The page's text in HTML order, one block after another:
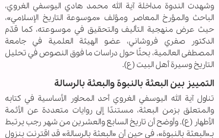
وشهدت الندوة مداخلة آية الله محمد هادي اليوسفي الغروي،
الباحث والمؤرخ المعاصر ومؤلف «موسوعة التاريخ الإسلامي»،
حيث عرض منهجية التأليف والتحقيق في موسوعته، كما قدّم
الدكتور صفري فروشاني، عضو الهيئة العلمية في جامعة
المصطفى العالمية، بحثًا حول دراسات ما فوق النصوص في تحليل
التاريخ وسيرة أهل البيت (ع).
التمييز بين البعثة بالنبوة والبعثة بالرسالة
تناول آية الله اليوسفي الغروي أحد المحاور الأساسية في كتابه
والمتعلق بزمن البعثة، مستندًا إلى روايات متعددة عن الأئمة
الأطهار (ع). وأوضح أن تاريخ السابع والعشرين من شهر رجب يرتبط
بـ«البعثة بالنبوة»، في حين أن «البعثة بالرسالة» قد اقترنت بنزول